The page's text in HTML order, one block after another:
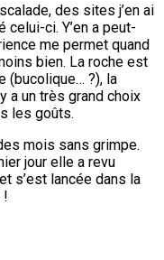
des sites j’en ai
celui-ci. Y’en a peut-
me permet quand
bien. La roche est
(bucolique… ?), la
a un très grand choix
les goûts.
mois sans grimpe.
jour elle a revu
s’est lancée dans la
!